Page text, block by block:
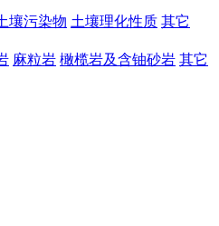
壤污染物 土壤理化性质 其它
麻粒岩 橄榄岩及含铀砂岩 其它